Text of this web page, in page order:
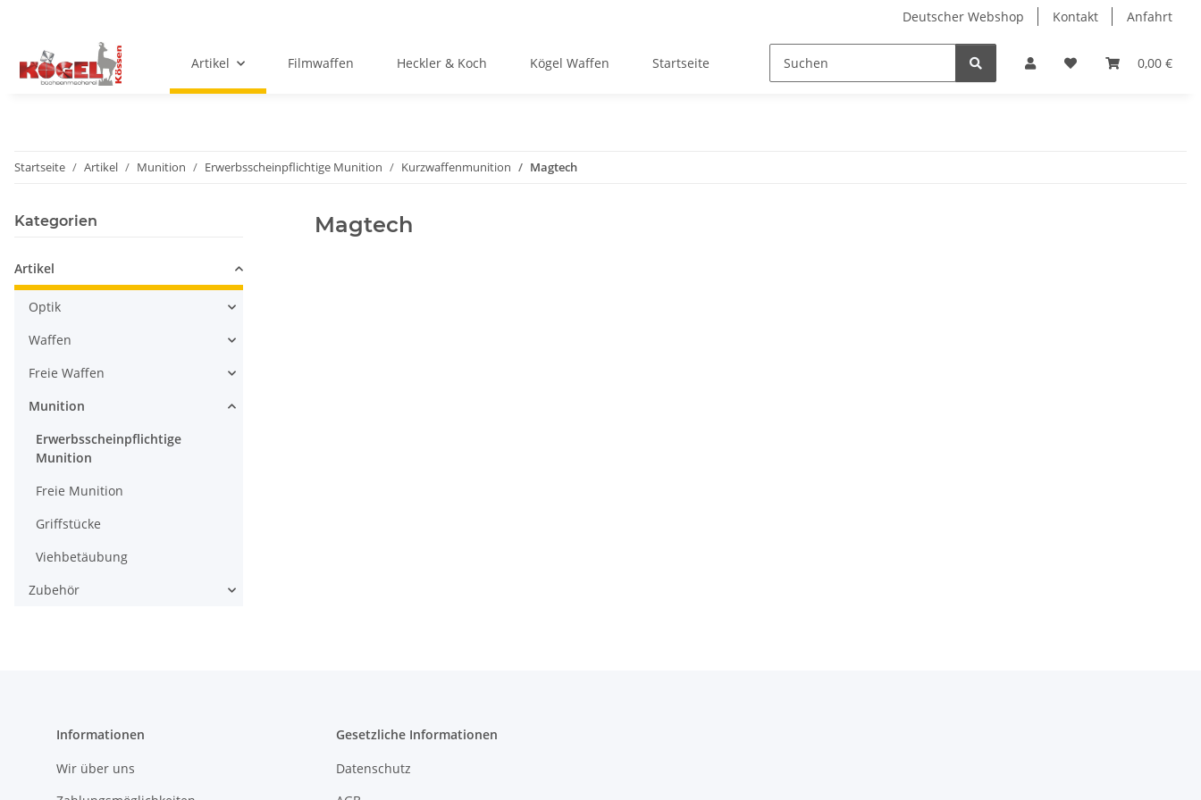
Deutscher Webshop Kontakt Anfahrt
0,00 €
Artikel Filmwaffen Heckler & Koch Kögel Waffen Startseite
Startseite Artikel Munition Erwerbsscheinpflichtige Munition Kurzwaffenmunition Magtech
Magtech
Kategorien
Artikel
Optik
Waffen
Freie Waffen
Munition
Erwerbsscheinpflichtige
Munition
Freie Munition
Griffstücke
Viehbetäubung
Zubehör
Informationen
Wir über uns
Gesetzliche Informationen
Datenschutz